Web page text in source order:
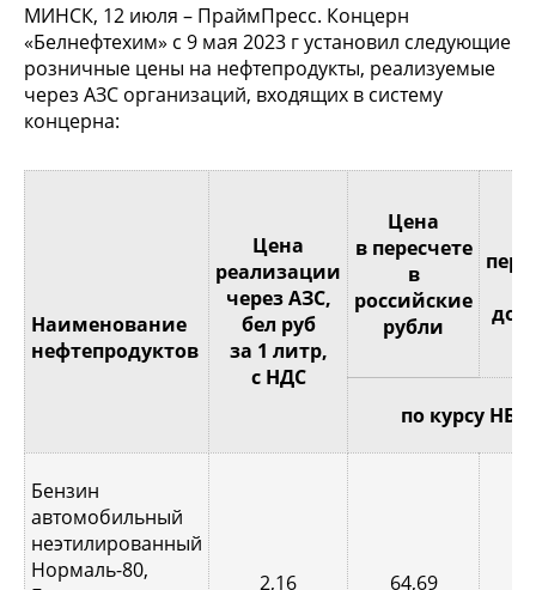
МИНСК, 12 июля – ПраймПресс. Концерн
«Белнефтехим» с 9 мая 2023 г установил следующие
розничные цены на нефтепродукты, реализуемые
через АЗС организаций, входящих в систему
концерна:
Наименование
нефтепродуктов
Цена
реализации
через АЗС,
бел руб
за 1 литр,
с НДС
Цена
в пересчете
в
российские
рубли
по курсу
Бензин
автомобильный
неэтилированный
Нормаль-80,
2,16 64,69